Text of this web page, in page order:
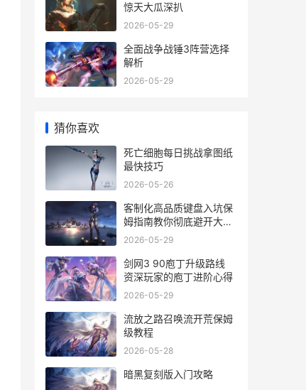
惊天大瓜深扒
2026-05-29
全面战争战锤3阵营选择
解析
2026-05-29
猜你喜欢
死亡细胞每日挑战拿图纸
最快技巧
2026-05-26
客制化高品质键盘入坑保
姆指南教你彻底避开大冤
种
2026-05-29
剑网3 90庖丁升级路线
资深玩家的庖丁进阶心得
2026-05-29
流放之路召唤流开荒保姆
级教程
2026-05-28
暗黑复刻版入门攻略